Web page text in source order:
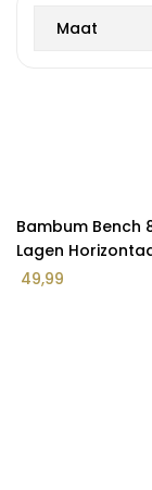
Maat
Bambum Bench
Lagen
49,99